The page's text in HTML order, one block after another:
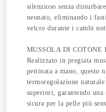
silenzioso senza
neonato, eliminando i
velcro durante i cambi
MUSSOLA DI COTONE
Realizzato in pregiata
pettinata a mano, questo
termoregolazione
superiori, garantendo
sicura per la pelle più